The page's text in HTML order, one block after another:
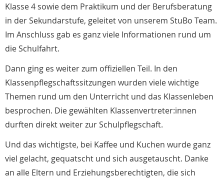
Klasse 4 sowie dem Praktikum und der Berufsberatung
in der Sekundarstufe, geleitet von unserem StuBo Team.
Im Anschluss gab es ganz viele Informationen rund um
die Schulfahrt.
Dann ging es weiter zum offiziellen Teil. In den
Klassenpflegschaftssitzungen wurden viele wichtige
Themen rund um den Unterricht und das Klassenleben
besprochen. Die gewählten Klassenvertreter:innen
durften direkt weiter zur Schulpflegschaft.
Und das wichtigste, bei Kaffee und Kuchen wurde ganz
viel gelacht, gequatscht und sich ausgetauscht. Danke
an alle Eltern und Erziehungsberechtigten, die sich